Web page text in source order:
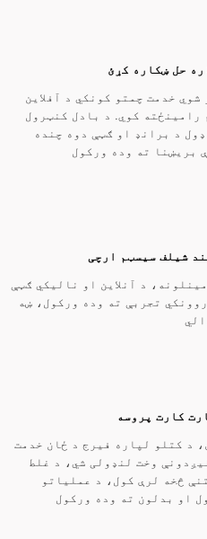
حل ښکاره کړئ
خدمت چمتو کونکي د آفلاین
رامینځته کوي. د بادل کنټرول
د برانډ او ګټې دوه چنده
بریښنا ته وده ورکول
شیلف سیسټم ارچی
د آنلاین او نالیکي ګټې
تجربې ته وده ورکول، ښه
کارت پروسه
د کتلو لپاره فیرج د ځان خدمت
وخت لنډولی شي، د غلط
څخه لرې کول، د عملیاتو